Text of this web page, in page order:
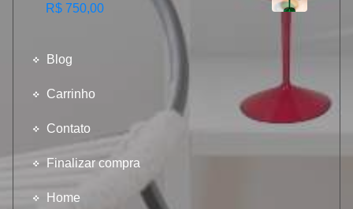
R$ 750,00
Blog
Carrinho
Contato
Finalizar compra
Home